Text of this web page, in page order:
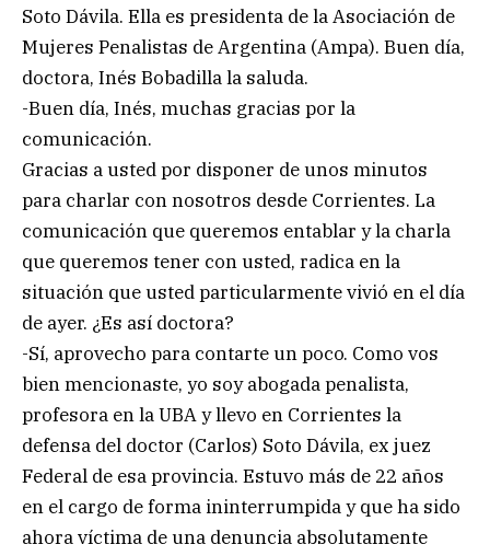
Soto Dávila. Ella es presidenta de la Asociación de
Mujeres Penalistas de Argentina (Ampa). Buen día,
doctora, Inés Bobadilla la saluda.
-Buen día, Inés, muchas gracias por la
comunicación.
Gracias a usted por disponer de unos minutos
para charlar con nosotros desde Corrientes. La
comunicación que queremos entablar y la charla
que queremos tener con usted, radica en la
situación que usted particularmente vivió en el día
de ayer. ¿Es así doctora?
-Sí, aprovecho para contarte un poco. Como vos
bien mencionaste, yo soy abogada penalista,
profesora en la UBA y llevo en Corrientes la
defensa del doctor (Carlos) Soto Dávila, ex juez
Federal de esa provincia. Estuvo más de 22 años
en el cargo de forma ininterrumpida y que ha sido
ahora víctima de una denuncia absolutamente